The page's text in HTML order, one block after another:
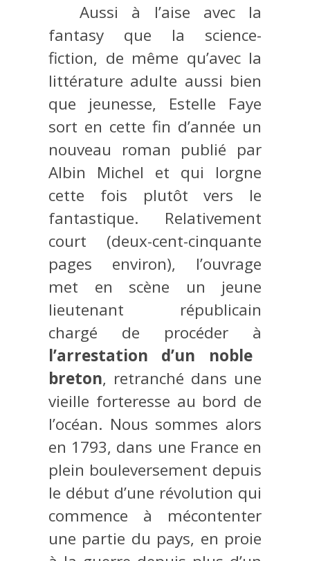
Aussi à l’aise avec la
fantasy que la science-
fiction, de même qu’avec la
littérature adulte aussi bien
que jeunesse, Estelle Faye
sort en cette fin d’année un
nouveau roman publié par
Albin Michel et qui lorgne
cette fois plutôt vers le
fantastique. Relativement
court (deux-cent-cinquante
pages environ), l’ouvrage
met en scène un jeune
lieutenant républicain
chargé de procéder à
l’arrestation d’un noble
breton, retranché dans une
vieille forteresse au bord de
l’océan. Nous sommes alors
en 1793, dans une France en
plein bouleversement depuis
le début d’une révolution qui
commence à mécontenter
une partie du pays, en proie